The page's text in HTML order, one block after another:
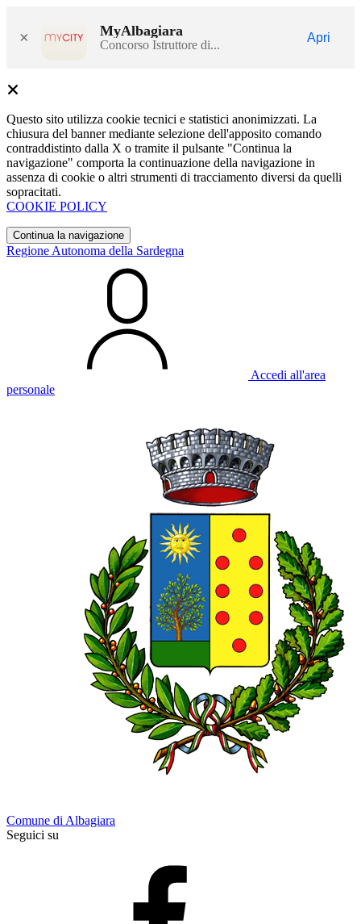
× MyAlbagiara
Concorso Istruttore di...
Apri
Questo sito utilizza cookie tecnici e statistici anonimizzati. La
chiusura del banner mediante selezione dell'apposito comando
contraddistinto dalla X o tramite il pulsante "Continua la
navigazione" comporta la continuazione della navigazione in
assenza di cookie o altri strumenti di tracciamento diversi da quelli
sopracitati.
COOKIE POLICY
Continua la navigazione
Regione Autonoma della Sardegna
Accedi all'area
personale
Comune di Albagiara
Seguici su